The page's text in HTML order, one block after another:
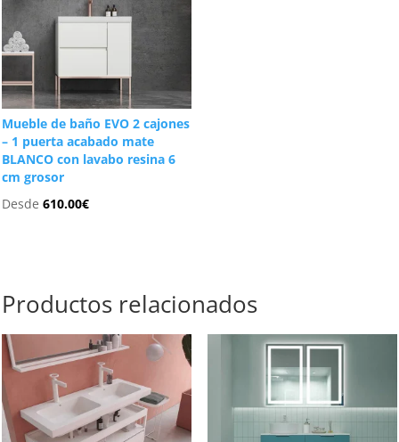
Mueble de baño EVO 2 cajones
– 1 puerta acabado mate
BLANCO con lavabo resina 6
cm grosor
Desde610.00€
Productos relacionados